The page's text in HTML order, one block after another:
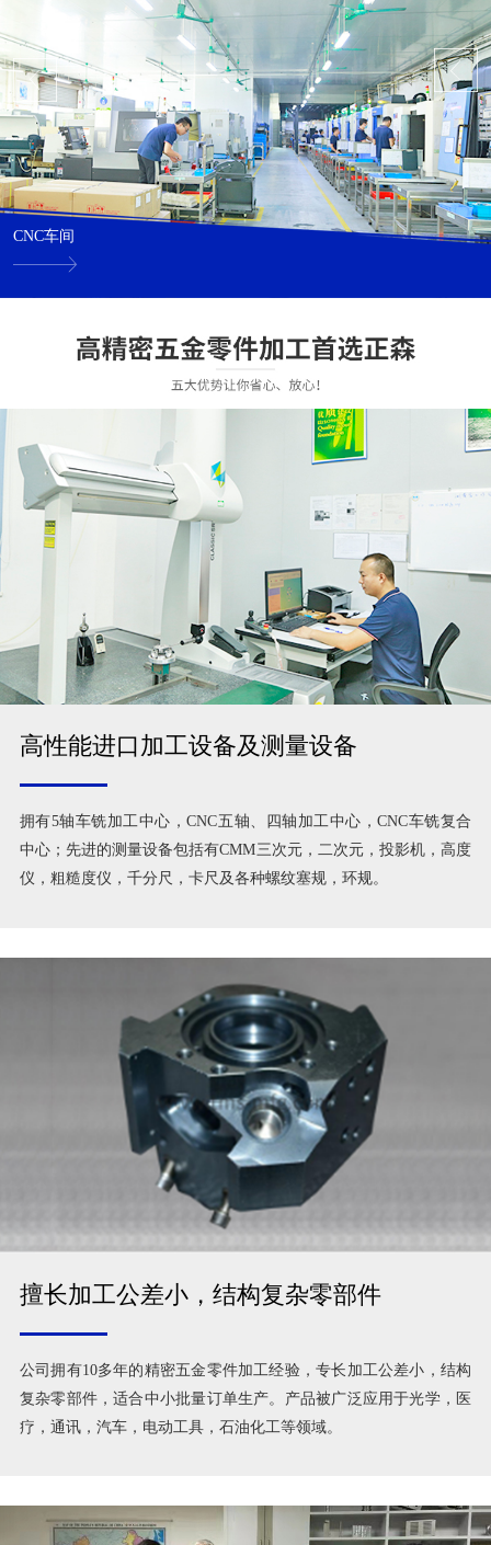
CNC车间
高性能进口加工设备及测量设备
拥有5轴车铣加工中心，CNC五轴、四轴加工中心，CNC车铣复合
中心；先进的测量设备包括有CMM三次元，二次元，投影机，高度
仪，粗糙度仪，千分尺，卡尺及各种螺纹塞规，环规。
擅长加工公差小，结构复杂零部件
公司拥有10多年的精密五金零件加工经验，专长加工公差小，结构
复杂零部件，适合中小批量订单生产。产品被广泛应用于光学，医
疗，通讯，汽车，电动工具，石油化工等领域。